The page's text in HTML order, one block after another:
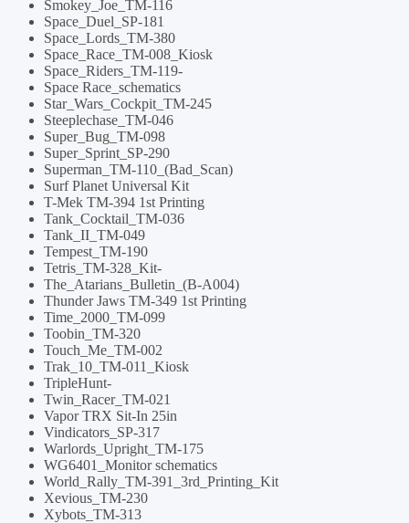
Smokey_Joe_TM-116
Space_Duel_SP-181
Space_Lords_TM-380
Space_Race_TM-008_Kiosk
Space_Riders_TM-119-
Space Race_schematics
Star_Wars_Cockpit_TM-245
Steeplechase_TM-046
Super_Bug_TM-098
Super_Sprint_SP-290
Superman_TM-110_(Bad_Scan)
Surf Planet Universal Kit
T-Mek TM-394 1st Printing
Tank_Cocktail_TM-036
Tank_II_TM-049
Tempest_TM-190
Tetris_TM-328_Kit-
The_Atarians_Bulletin_(B-A004)
Thunder Jaws TM-349 1st Printing
Time_2000_TM-099
Toobin_TM-320
Touch_Me_TM-002
Trak_10_TM-011_Kiosk
TripleHunt-
Twin_Racer_TM-021
Vapor TRX Sit-In 25in
Vindicators_SP-317
Warlords_Upright_TM-175
WG6401_Monitor schematics
World_Rally_TM-391_3rd_Printing_Kit
Xevious_TM-230
Xybots_TM-313